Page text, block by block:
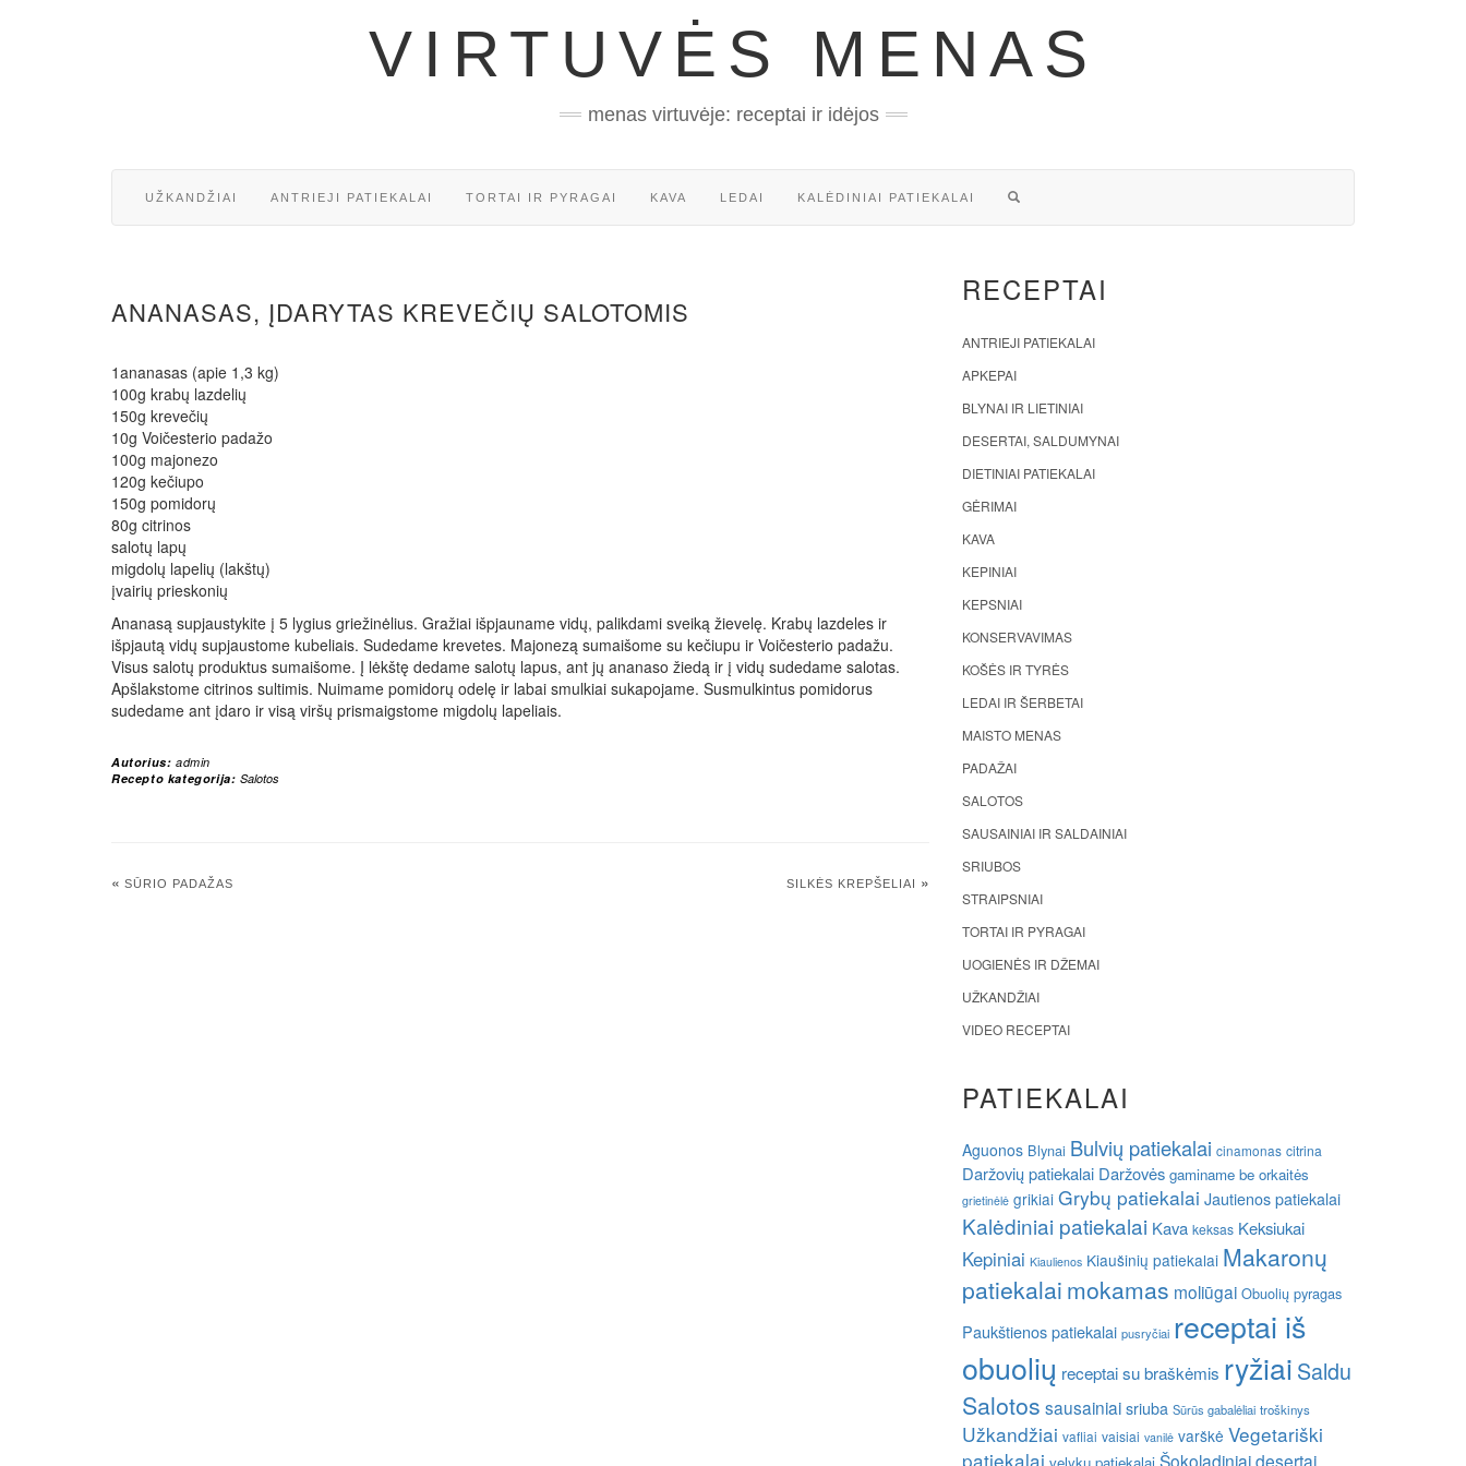
VIRTUVĖS MENAS
menas virtuvėje: receptai ir idėjos
UŽKANDŽIAI ANTRIEJI PATIEKALAI TORTAI IR PYRAGAI KAVA LEDAI KALĖDINIAI PATIEKALAI
ANANASAS, ĮDARYTAS KREVEČIŲ SALOTOMIS
1ananasas (apie 1,3 kg)
100g krabų lazdelių
150g krevečių
10g Voičesterio padažo
100g majonezo
120g kečiupo
150g pomidorų
80g citrinos
salotų lapų
migdolų lapelių (lakštų)
įvairių prieskonių
Ananasą supjaustykite į 5 lygius griežinėlius. Gražiai išpjauname vidų, palikdami sveiką žievelę. Krabų lazdeles ir
išpjautą vidų supjaustome kubeliais. Sudedame krevetes. Majonezą sumaišome su kečiupu ir Voičesterio padažu.
Visus salotų produktus sumaišome. Į lėkštę dedame salotų lapus, ant jų ananaso žiedą ir į vidų sudedame salotas.
Apšlakstome citrinos sultimis. Nuimame pomidorų odelę ir labai smulkiai sukapojame. Susmulkintus pomidorus
sudedame ant įdaro ir visą viršų prismaigstome migdolų lapeliais.
Autorius: admin
Recepto kategorija: Salotos
« SŪRIO PADAŽAS SILKĖS KREPŠELIAI »
RECEPTAI
ANTRIEJI PATIEKALAI
APKEPAI
BLYNAI IR LIETINIAI
DESERTAI, SALDUMYNAI
DIETINIAI PATIEKALAI
GĖRIMAI
KAVA
KEPINIAI
KEPSNIAI
KONSERVAVIMAS
KOŠĖS IR TYRĖS
LEDAI IR ŠERBETAI
MAISTO MENAS
PADAŽAI
SALOTOS
SAUSAINIAI IR SALDAINIAI
SRIUBOS
STRAIPSNIAI
TORTAI IR PYRAGAI
UOGIENĖS IR DŽEMAI
UŽKANDŽIAI
VIDEO RECEPTAI
PATIEKALAI
Aguonos Blynai Bulvių patiekalai cinamonas citrina
Daržovių patiekalai Daržovės gaminame be orkaitės
grietinėlė grikiai Grybų patiekalai Jautienos patiekalai
Kalėdiniai patiekalai Kava keksas Keksiukai
Kepiniai Kiaulienos Kiaušinių patiekalai Makaronų
patiekalai mokamas moliūgai Obuolių pyragas
Paukštienos patiekalai pusryčiai receptai iš
obuolių receptai su braškėmis ryžiai Saldu
Salotos sausainiai sriuba Sūrūs gabalėliai troškinys
Užkandžiai vafliai vaisiai vanilė varškė Vegetariški
patiekalai
Šokoladiniai desertai